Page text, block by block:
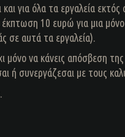
για όλα τα εργαλεία
έκπτωση 10 ευρώ για μια
σε αυτά τα εργαλεία).
μόνο να κάνεις απόσβεση
ή συνεργάζεσαι με τους